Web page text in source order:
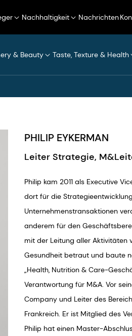
Nachhaltigkeit Nachrichten
& Beauty Taste, Texture & Health
PHILIP EYKERMAN
Leiter Strategie,
Philip kam 2011 als Executive
dort für die
Unternehmenstransaktionen
anderem für den
mit der Leitung aller Aktivitäten
Gesundheit betraut und baute
„Health, Nutrition & Care-
Verantwortung für M&A. Vor
Company und Leiter des
Frankreich. Er ist Mitglied des
Philip hat einen Master-